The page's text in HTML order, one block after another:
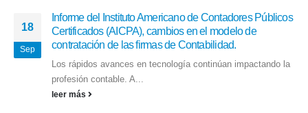
18
Sep
Informe del Instituto Americano de Contadores Públicos
Certificados (AICPA), cambios en el modelo de
contratación de las firmas de Contabilidad.
Los rápidos avances en tecnología continúan impactando la
profesión contable. A...
leer más